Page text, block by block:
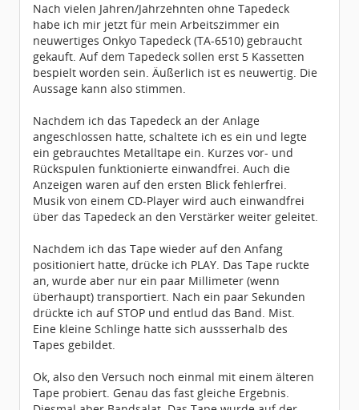
Nach vielen Jahren/Jahrzehnten ohne Tapedeck
habe ich mir jetzt für mein Arbeitszimmer ein
neuwertiges Onkyo Tapedeck (TA-6510) gebraucht
gekauft. Auf dem Tapedeck sollen erst 5 Kassetten
bespielt worden sein. Äußerlich ist es neuwertig. Die
Aussage kann also stimmen.
Nachdem ich das Tapedeck an der Anlage
angeschlossen hatte, schaltete ich es ein und legte
ein gebrauchtes Metalltape ein. Kurzes vor- und
Rückspulen funktionierte einwandfrei. Auch die
Anzeigen waren auf den ersten Blick fehlerfrei.
Musik von einem CD-Player wird auch einwandfrei
über das Tapedeck an den Verstärker weiter geleitet.
Nachdem ich das Tape wieder auf den Anfang
positioniert hatte, drücke ich PLAY. Das Tape ruckte
an, wurde aber nur ein paar Millimeter (wenn
überhaupt) transportiert. Nach ein paar Sekunden
drückte ich auf STOP und entlud das Band. Mist.
Eine kleine Schlinge hatte sich aussserhalb des
Tapes gebildet.
Ok, also den Versuch noch einmal mit einem älteren
Tape probiert. Genau das fast gleiche Ergebnis.